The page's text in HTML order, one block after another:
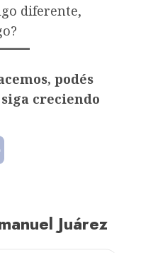
diferente,
podés
creciendo
Juárez